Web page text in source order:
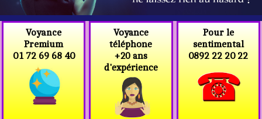
Voyance
Premium
01 72 69 68 40
Voyance
téléphone
+20 ans
d'expérience
Pour le
sentimental
0892 22 20 22